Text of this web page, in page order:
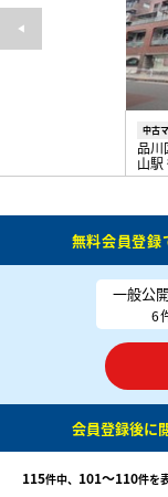
中古
品
山駅
無料会員登録
一般公
6
会員登録後に
115件中、 101〜110件を